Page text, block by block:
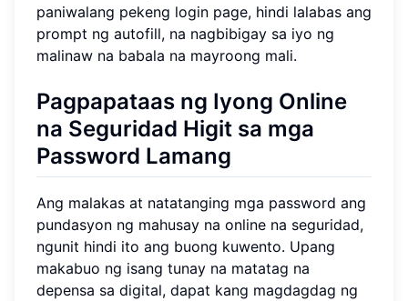
paniwalang pekeng login page, hindi lalabas ang
prompt ng autofill, na nagbibigay sa iyo ng
malinaw na babala na mayroong mali.
Pagpapataas ng Iyong Online
na Seguridad Higit sa mga
Password Lamang
Ang malakas at natatanging mga password ang
pundasyon ng mahusay na online na seguridad,
ngunit hindi ito ang buong kuwento. Upang
makabuo ng isang tunay na matatag na
depensa sa digital, dapat kang magdagdag ng